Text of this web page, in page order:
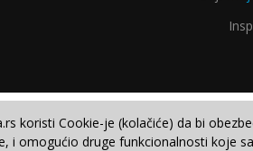
koristi Cookie-je (kolačiće) da bi
i omogućio druge funkcionalnosti koje